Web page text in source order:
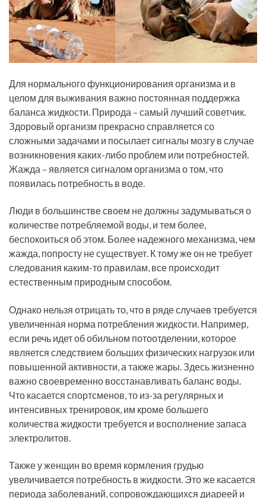
Для нормального функционирования организма и в
целом для выживания важно постоянная поддержка
баланса жидкости. Природа – самый лучший советчик.
Здоровый организм прекрасно справляется со
сложными задачами и посылает сигналы мозгу в случае
возникновения каких-либо проблем или потребностей.
Жажда – является сигналом организма о том, что
появилась потребность в воде.
Люди в большинстве своем не должны задумываться о
количестве потребляемой воды, и тем более,
беспокоиться об этом. Более надежного механизма, чем
жажда, попросту не существует. К тому же он не требует
следования каким-то правилам, все происходит
естественным природным способом.
Однако нельзя отрицать то, что в ряде случаев требуется
увеличенная норма потребления жидкости. Например,
если речь идет об обильном потоотделении, которое
является следствием больших физических нагрузок или
повышенной активности, а также жары. Здесь жизненно
важно своевременно восстанавливать баланс воды.
Что касается спортсменов, то из-за регулярных и
интенсивных тренировок, им кроме большего
количества жидкости требуется и восполнение запаса
электролитов.
Также у женщин во время кормления грудью
увеличивается потребность в жидкости. Это же касается
периода заболеваний, сопровождающихся диареей и